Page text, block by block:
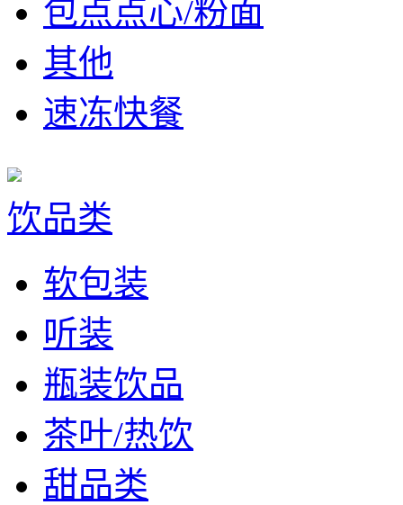
包点点心/粉面
其他
速冻快餐
饮品类
软包装
听装
瓶装饮品
茶叶/热饮
甜品类